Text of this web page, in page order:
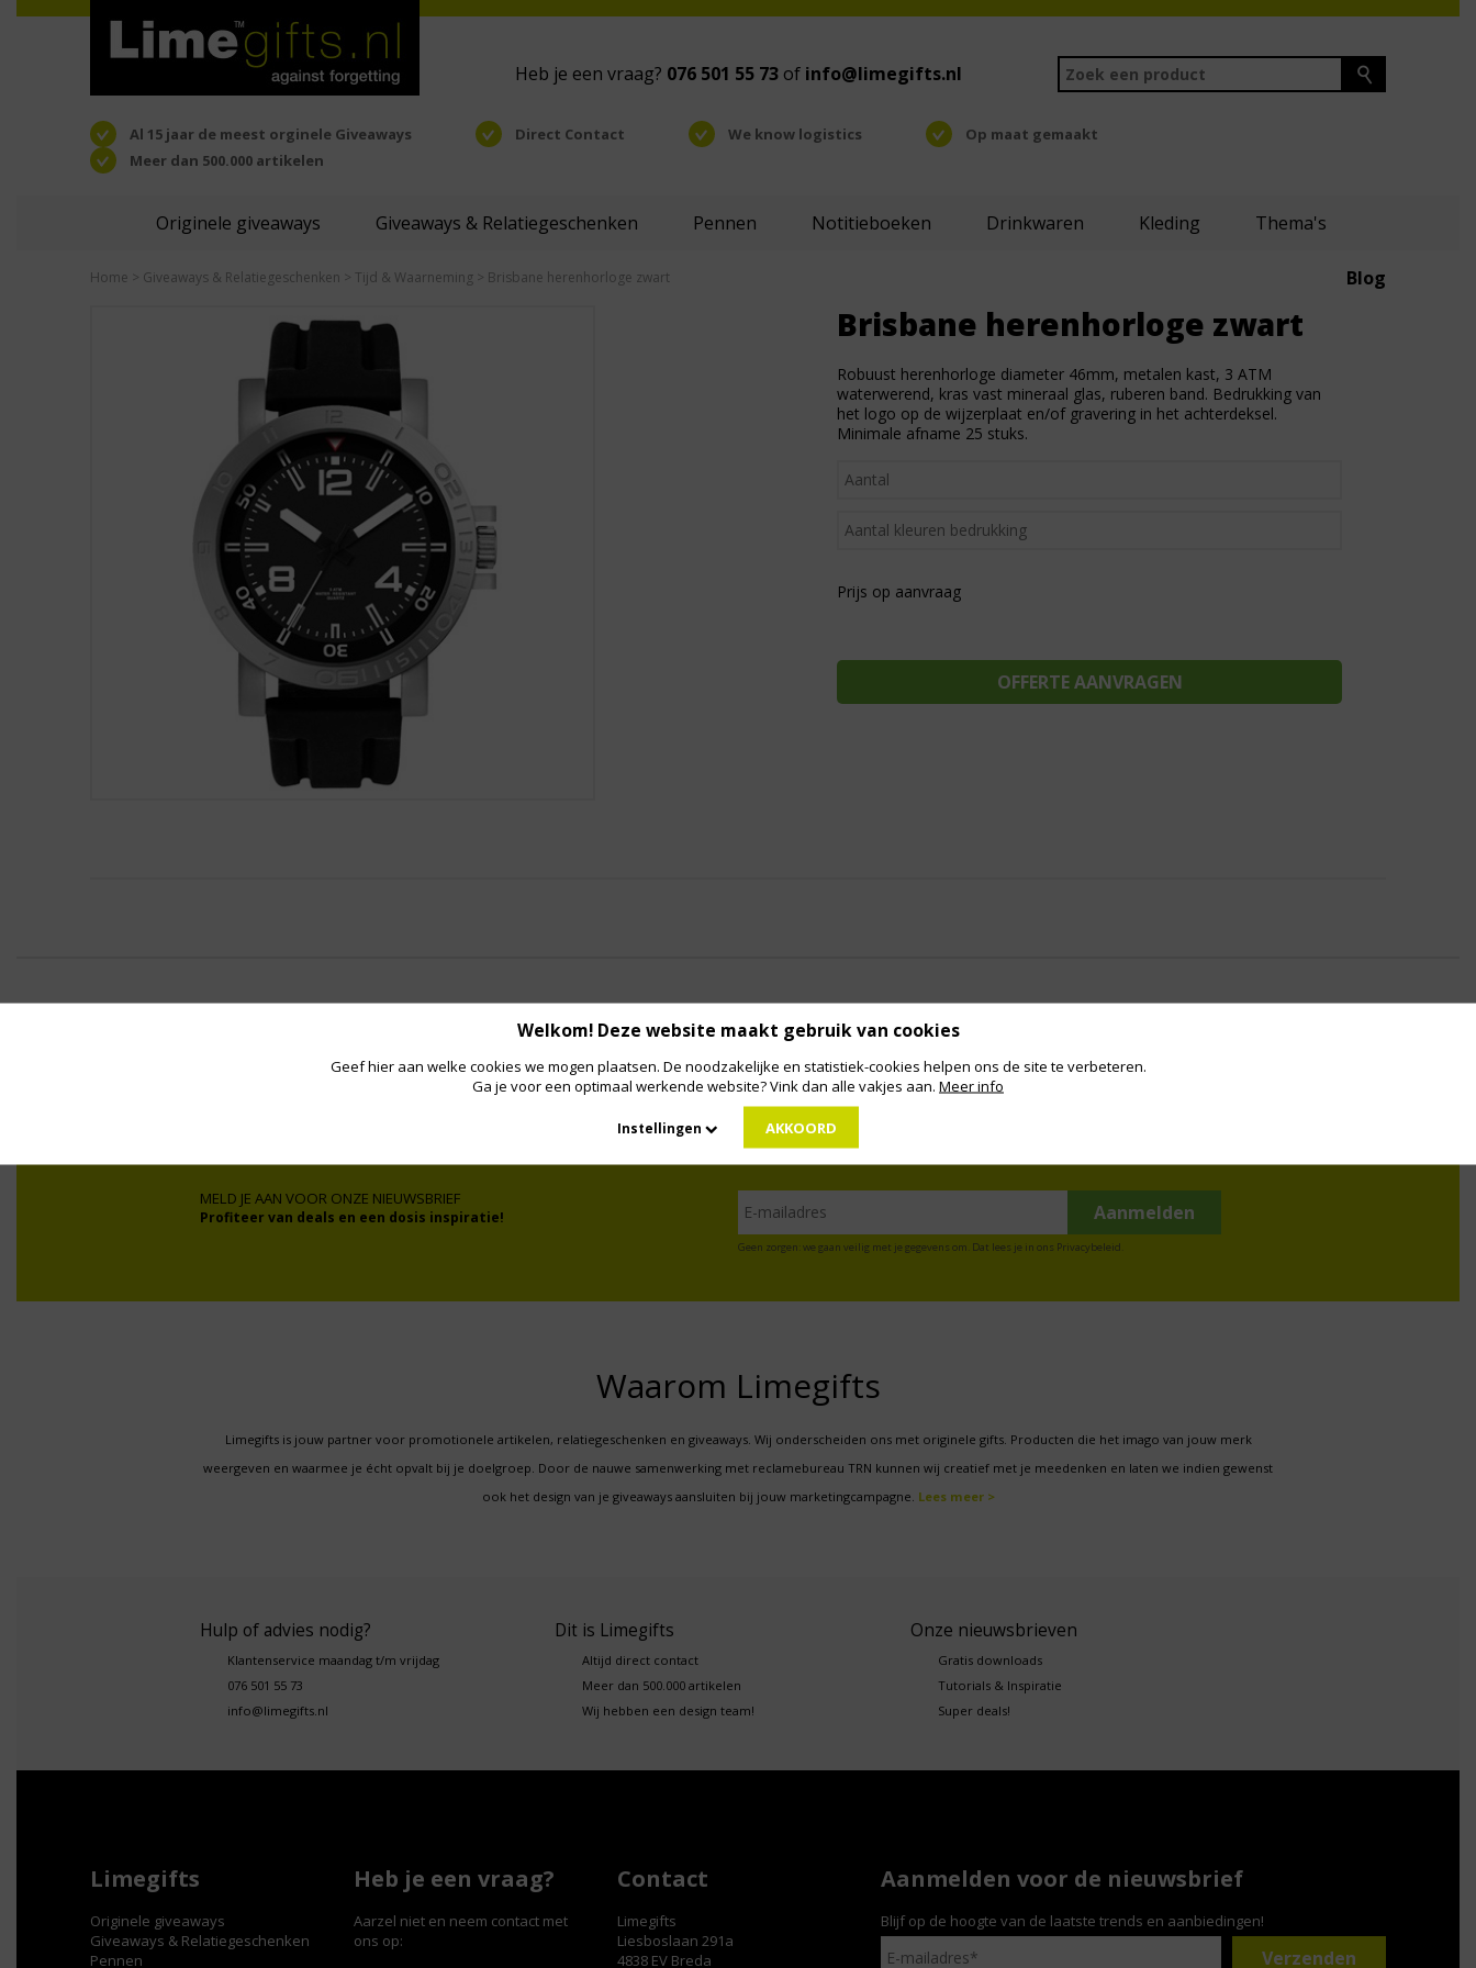
Heb je een vraag? 076 501 55 73of info@limegifts.nl
Al 15 jaar de meest orginele Giveaways Direct Contact We know logistics
Op maat gemaakt
Meer dan 500.000 artikelen
Originele giveaways Giveaways & Relatiegeschenken Pennen Notitieboeken Drinkwaren Kleding Thema's
Blog
Home > Giveaways & Relatiegeschenken > Tijd & Waarneming > Brisbane herenhorloge zwart
Brisbane herenhorloge zwart
Robuust herenhorloge diameter 46mm, metalen kast, 3 ATM
waterwerend, kras vast mineraal glas, ruberen band. Bedrukking van
het logo op de wijzerplaat en/of gravering in het achterdeksel.
Minimale afname 25 stuks.
Prijs op aanvraag
Wij werken onder andere voor:
MELD JE AAN VOOR ONZE NIEUWSBRIEF
Profiteer van deals en een dosis inspiratie!
Geen zorgen: we gaan veilig met je gegevens om. Dat lees je in ons Privacybeleid
Waarom Limegifts
Limegifts is jouw partner voor promotionele artikelen, relatiegeschenken en giveaways. Wij onderscheiden ons met originele gifts. Producten die het imago van jouw merk
weergeven en waarmee je écht opvalt bij je doelgroep. Door de nauwe samenwerking met reclamebureau TRN kunnen wij creatief met je meedenken en laten we indien gewenst
ook het design van je giveaways aansluiten bij jouw marketingcampagne. Lees meer >
Hulp of advies nodig?
Klantenservice maandag t/m vrijdag
076 501 55 73
info@limegifts.nl
Dit is Limegifts
Altijd direct contact
Meer dan 500.000 artikelen
Wij hebben een design team!
Onze nieuwsbrieven
Gratis downloads
Tutorials & Inspiratie
Super deals!
Limegifts
Originele giveaways
Giveaways & Relatiegeschenken
Pennen
Heb je een vraag?
Aarzel niet en neem contact met
ons op:
Contact
Limegifts
Liesboslaan 291a
4838 EV Breda
Aanmelden voor de nieuwsbrief
Blijf op de hoogte van de laatste trends en aanbiedingen!
Welkom! Deze website maakt gebruik van cookies
Geef hier aan welke cookies we mogen plaatsen. De noodzakelijke en statistiek-cookies helpen ons de site te verbeteren.
Ga je voor een optimaal werkende website? Vink dan alle vakjes aan. Meer info
Instellingen AKKOORD